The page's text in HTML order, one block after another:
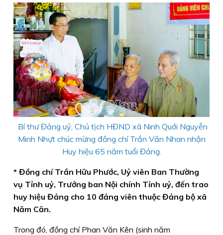
Bí thư Đảng uỷ, Chủ tịch HĐND xã Ninh Quới Nguyễn
Minh Nhựt chúc mừng đồng chí Trần Văn Nhan nhận
Huy hiệu 65 năm tuổi Đảng.
* Đồng chí Trần Hữu Phước, Uỷ viên Ban Thường
vụ Tỉnh uỷ, Trưởng ban Nội chính Tỉnh uỷ, đến trao
huy hiệu Đảng cho 10 đảng viên thuộc Đảng bộ xã
Năm Căn.
Trong đó, đồng chí Phan Văn Kên (sinh năm